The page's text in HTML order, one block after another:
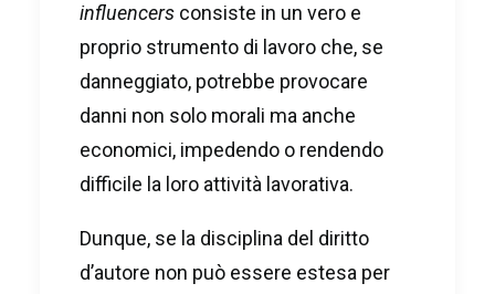
influencers consiste in un vero e
proprio strumento di lavoro che, se
danneggiato, potrebbe provocare
danni non solo morali ma anche
economici, impedendo o rendendo
difficile la loro attività lavorativa.
Dunque, se la disciplina del diritto
d’autore non può essere estesa per